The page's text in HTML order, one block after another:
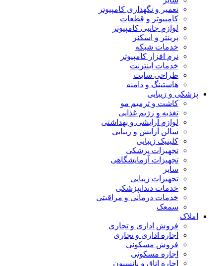
تعمیر و نگهداری کامپیوتر
کامپیوتر و قطعات
لوازم جانبی کامپیوتر
پرینتر و اسکنر
خدمات شبکه
نرم افزار کامپیوتر
خدمات اینترنت
طراحی سایت
هاستینگ و دامنه
پزشکی و زیبایی
کاشت و ترمیم مو
تغذیه و رژیم غذایی
لوازم آرایشی و بهداشتی
سالن آرایش و زیبایی
کلینیک زیبایی
تجهیزات پزشکی
تجهیزات آزمایشگاهی
سایر
تجهیزات زیبایی
خدمات دندانپزشکی
خدمات درمانی و مراقبتی
سمعک
املاک
فروش اداری و تجاری
اجاره اداری و تجاری
فروش مسکونی
اجاره مسکونی
اجاره اتاق و پانسیون